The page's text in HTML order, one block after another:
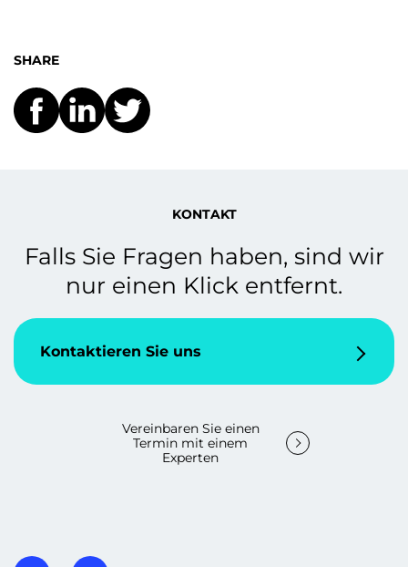
SHARE
KONTAKT
Falls Sie Fragen haben, sind wir
nur einen Klick entfernt.
Kontaktieren Sie uns
Vereinbaren Sie einen
Termin mit einem
Experten